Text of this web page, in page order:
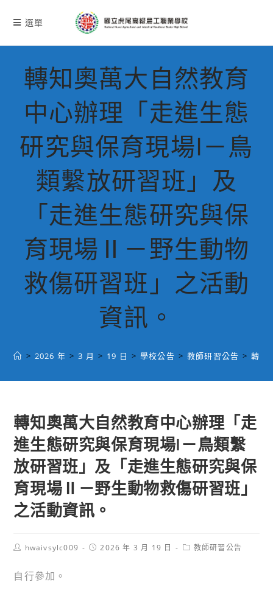
選單
轉知奧萬大自然教育
中心辦理「走進生態
研究與保育現場I－鳥
類繫放研習班」及
「走進生態研究與保
育現場Ⅱ－野生動物
救傷研習班」之活動
資訊。
> 2026 年 > 3 月 > 19 日 > 學校公告 > 教師研習公告 > 轉知
轉知奧萬大自然教育中心辦理「走
進生態研究與保育現場I－鳥類繫
放研習班」及「走進生態研究與保
育現場Ⅱ－野生動物救傷研習班」
之活動資訊。
Posthwaivsylc009
Post2026 年 3 月 19 日
Post教師研習公告
自行參加。